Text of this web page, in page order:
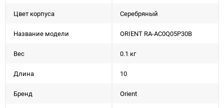
Цвет корпуса Серебряный
Название модели ORIENT RA-AC0Q05P30B
Вес 0.1 кг
Длина 10
Бренд Orient